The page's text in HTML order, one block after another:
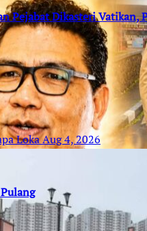
Pejabat Dikasteri Vatikan,
LokaAug 4, 2026